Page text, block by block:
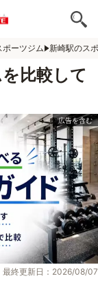
ーツジム 新崎駅のス
比較して
最終更新日：2026/08/07